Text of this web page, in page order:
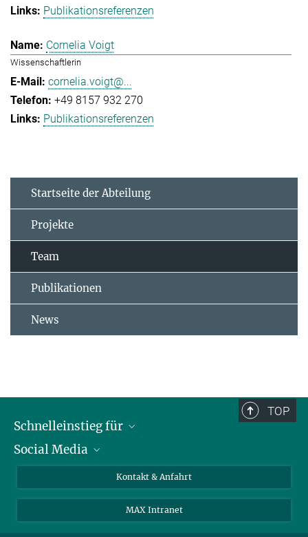
Publikationsreferenzen
Cornelia Voigt
Wissenschaftlerin
cornelia.voigt@...
+49 8157 932 270
Publikationsreferenzen
Startseite der Abteilung
Projekte
Team
Publikationen
News
TOP
Schnelleinstieg für
Journalist*innen
Social Media
LinkedIn
Kontakt & Anfahrt
MAX Intranet